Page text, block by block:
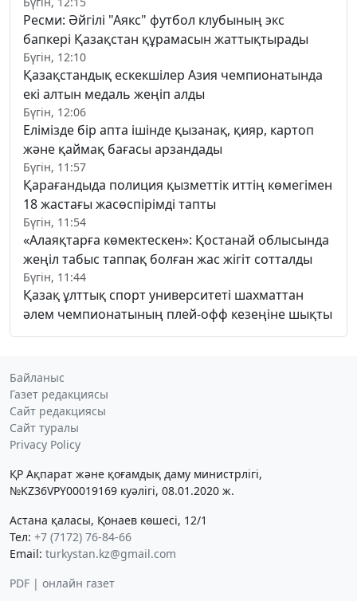
Ресми: Әйгілі "Аякс" футбол клубының экс
бапкері Қазақстан құрамасын жаттықтырады
Бүгін, 12:10
Қазақстандық ескекшілер Азия чемпионатында
екі алтын медаль жеңіп алды
Бүгін, 12:06
Елімізде бір апта ішінде қызанақ, қияр, картоп
және қаймақ бағасы арзандады
Бүгін, 11:57
Қарағандыда полиция қызметтік иттің көмегімен
18 жастағы жасөспірімді тапты
Бүгін, 11:54
«Алаяқтарға көмектескен»: Қостанай облысында
жеңіл табыс таппақ болған жас жігіт сотталды
Бүгін, 11:44
Қазақ ұлттық спорт университеті шахматтан
әлем чемпионатының плей-офф кезеңіне шықты
Байланыс
Газет редакциясы
Сайт редакциясы
Сайт туралы
Privacy Policy
ҚР Ақпарат және қоғамдық даму министрлігі,
№KZ36VPY00019169 куәлігі, 08.01.2020 ж.
Астана қаласы, Қонаев көшесі, 12/1
Тел: +7 (7172) 76-84-66
Email: turkystan.kz@gmail.com
PDF | онлайн газет